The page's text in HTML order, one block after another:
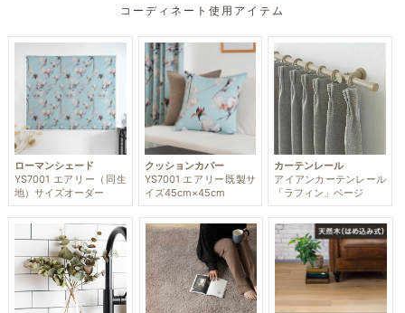
コーディネート使用アイテム
ローマンシェード
YS7001 エアリー（同生
地）サイズオーダー
クッションカバー
YS7001 エアリー既製サ
イズ45cm×45cm
カーテンレール
アイアンカーテンレール
「ラフィン」ベージ